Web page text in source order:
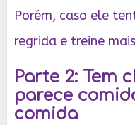
Porém, caso ele
regrida e treine
Parte 2: Tem
parece
comida